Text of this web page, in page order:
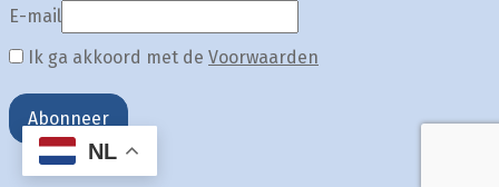
E-mail
Ik ga akkoord met de Voorwaarden
Abonneer
NL